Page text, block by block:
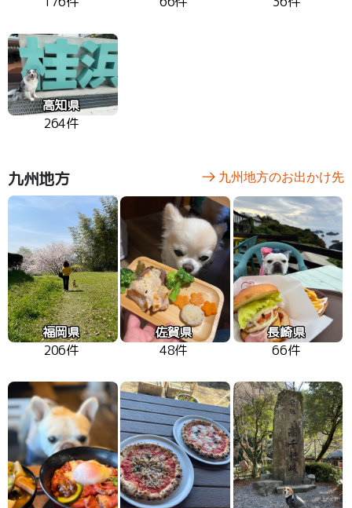
高知県
264件
九州地方 九州地方のお出かけ先
福岡県
206件
佐賀県
48件
長崎県
66件